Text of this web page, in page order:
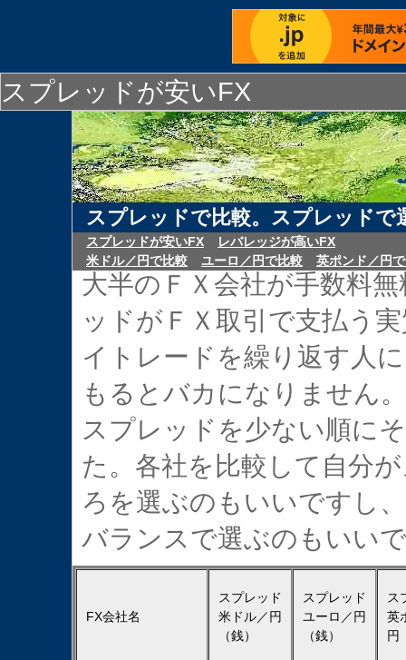
スプレッドが安いFX
スプレッドで比較。スプレッドで
スプレッドが安いFX
レバレッジが高いFX
米ドル／円で比較
ユーロ／円で比較 英ポンド／円
大半のＦＸ会社が手数料
ッドがＦＸ取引で支払う
イトレードを繰り返す人
もるとバカになりません
スプレッドを少ない順に
た。各社を比較して自分
ろを選ぶのもいいですし
バランスで選ぶのもいい
FX会社名
スプレッド
米ドル／円
（銭）
スプレッド
ユーロ／円
（銭）
ス
英
円